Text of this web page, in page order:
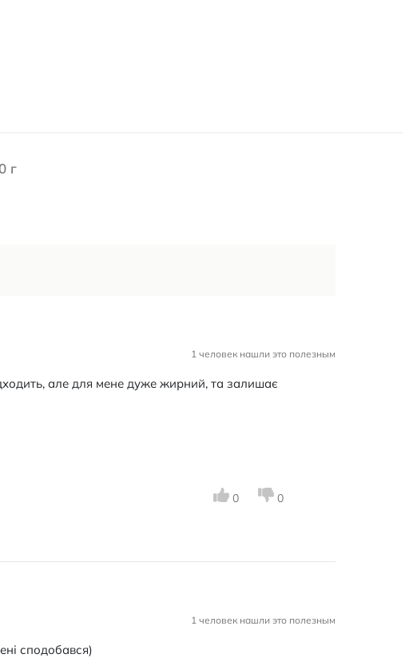
г
1 человек нашли это полезным
але для мене дуже жирний, та залишає
0 0
1 человек нашли это полезным
сподобався)